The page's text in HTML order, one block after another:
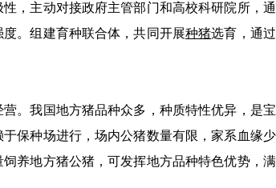
，主动对接政府主管部门和高校科研院所，
。组建育种联合体，共同开展种猪选育，通
。我国地方猪品种众多，种质特性优异，是
保种场进行，场内公猪数量有限，家系血缘
养地方猪公猪，可发挥地方品种特色优势，